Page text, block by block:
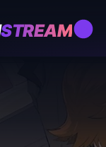
STREAM